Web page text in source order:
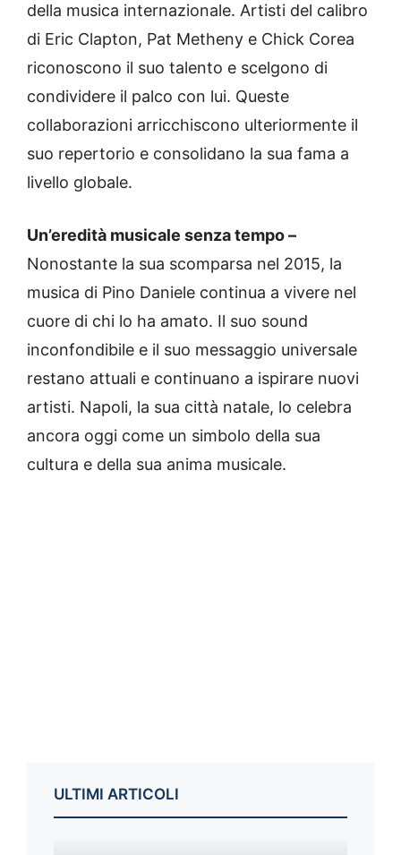
della musica internazionale. Artisti del calibro
di Eric Clapton, Pat Metheny e Chick Corea
riconoscono il suo talento e scelgono di
condividere il palco con lui. Queste
collaborazioni arricchiscono ulteriormente il
suo repertorio e consolidano la sua fama a
livello globale.
Un’eredità musicale senza tempo –
Nonostante la sua scomparsa nel 2015, la
musica di Pino Daniele continua a vivere nel
cuore di chi lo ha amato. Il suo sound
inconfondibile e il suo messaggio universale
restano attuali e continuano a ispirare nuovi
artisti. Napoli, la sua città natale, lo celebra
ancora oggi come un simbolo della sua
cultura e della sua anima musicale.
ULTIMI ARTICOLI